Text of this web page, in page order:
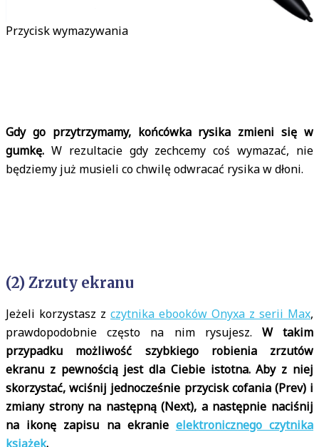
Przycisk wymazywania
Gdy go przytrzymamy, końcówka rysika zmieni się w
gumkę. W rezultacie gdy zechcemy coś wymazać, nie
będziemy już musieli co chwilę odwracać rysika w dłoni.
(2) Zrzuty ekranu
Jeżeli korzystasz z czytnika ebooków Onyxa z serii Max,
prawdopodobnie często na nim rysujesz. W takim
przypadku możliwość szybkiego robienia zrzutów
ekranu z pewnością jest dla Ciebie istotna. Aby z niej
skorzystać, wciśnij jednocześnie przycisk cofania (Prev) i
zmiany strony na następną (Next), a następnie naciśnij
na ikonę zapisu na ekranie elektronicznego czytnika
książek.